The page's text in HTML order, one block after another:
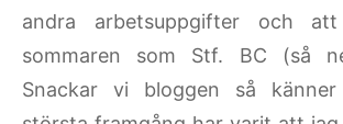
andra arbetsuppgifter och
sommaren som Stf. BC (så
Snackar vi bloggen så